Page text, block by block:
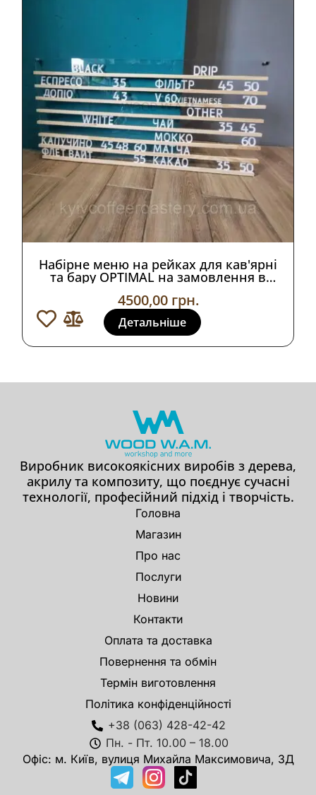
Набірне меню на рейках для кав'ярні
та бару OPTIMAL на замовлення в
4500,00 грн.
Детальніше
Виробник високоякісних виробів з дерева,
акрилу та композиту, що поєднує сучасні
технології, професійний підхід і творчість.
Головна
Магазин
Про нас
Послуги
Новини
Контакти
Оплата та доставка
Повернення та обмін
Термін виготовлення
Політика конфіденційності
+38 (063) 428-42-42
Пн. - Пт. 10.00 – 18.00
Офіс: м. Київ, вулиця Михайла Максимовича, 3Д